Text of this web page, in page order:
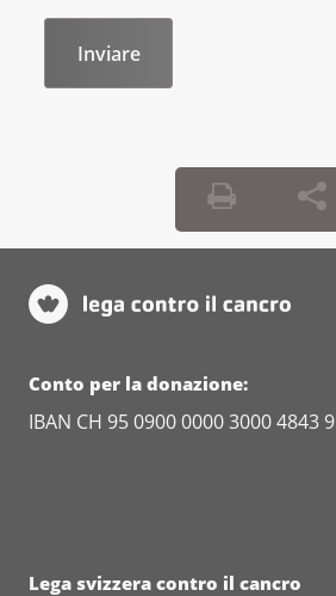
Conto per la donazione:
IBAN CH 95 0900 0000 3000 4843 9
Lega svizzera contro il cancro